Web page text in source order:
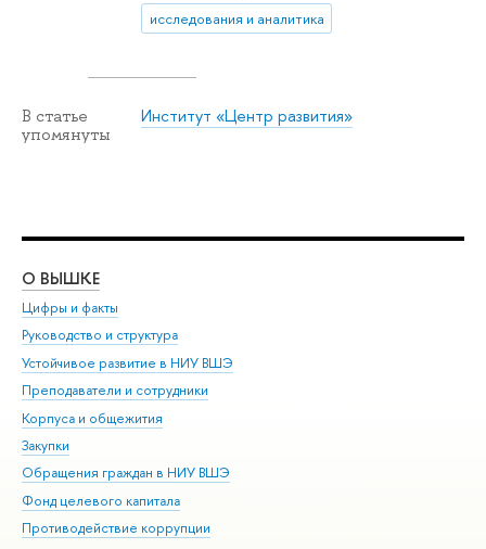
исследования и аналитика
В статье
упомянуты
Институт «Центр развития»
О ВЫШКЕ
Цифры и факты
Руководство и структура
Устойчивое развитие в НИУ ВШЭ
Преподаватели и сотрудники
Корпуса и общежития
Закупки
Обращения граждан в НИУ ВШЭ
Фонд целевого капитала
Противодействие коррупции